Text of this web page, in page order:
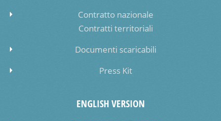
Contratto nazionale
Contratti territoriali
Documenti scaricabili
Press Kit
ENGLISH VERSION